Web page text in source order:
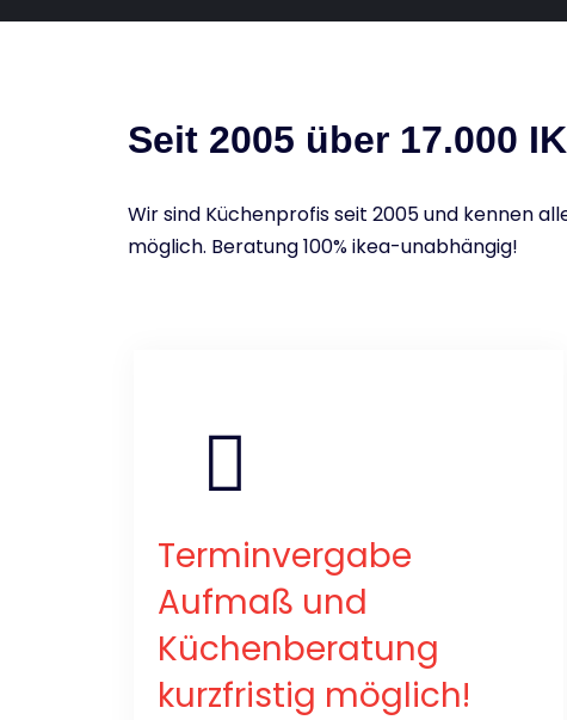
Seit 2005 über 17.000
Wir sind Küchenprofis seit 2005 und kennen
möglich. Beratung 100% ikea-unabhängig!
Terminvergabe
Aufmaß und
Küchenberatung
kurzfristig möglich!